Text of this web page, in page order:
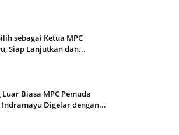
sebagai Ketua MPC
Siap Lanjutkan dan...
Biasa MPC Pemuda
Digelar dengan...